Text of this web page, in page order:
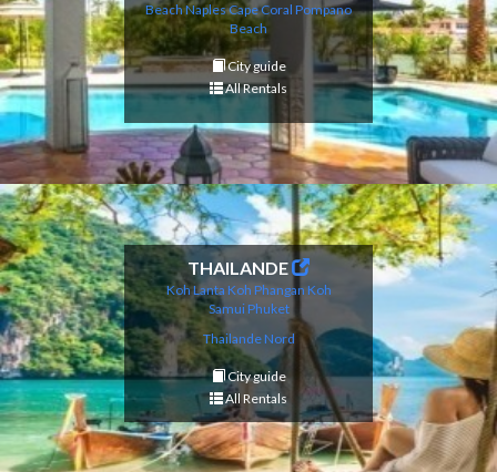
BeachNaplesCape Coral Pompano
Beach
City guide
All Rentals
THAILANDE
Koh Lanta Koh Phangan Koh
Samui Phuket
Thailande Nord
City guide
All Rentals